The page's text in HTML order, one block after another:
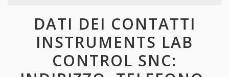
DATI DEI CONTATTI
INSTRUMENTS LAB
CONTROL SNC: